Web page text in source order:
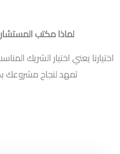
لماذا مكتب
اختيارنا يعني اختيار الشريك
تمهد لنجاح مشروعك